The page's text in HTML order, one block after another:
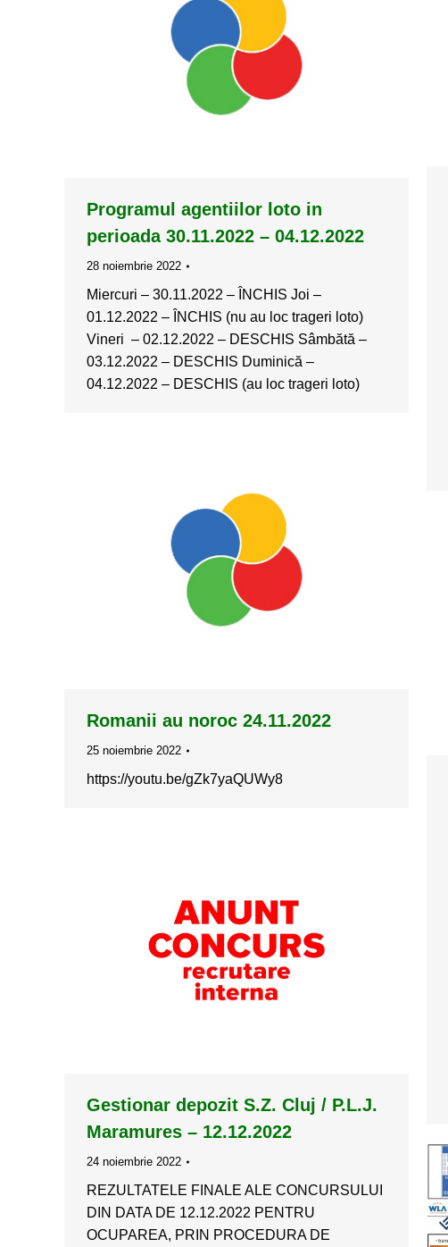
Programul agentiilor loto in
perioada 30.11.2022 – 04.12.2022
28 noiembrie 2022
Miercuri – 30.11.2022 – ÎNCHIS Joi –
01.12.2022 – ÎNCHIS (nu au loc trageri loto)
Vineri – 02.12.2022 – DESCHIS Sâmbătă –
03.12.2022 – DESCHIS Duminică –
04.12.2022 – DESCHIS (au loc trageri loto)
Romanii au noroc 24.11.2022
25 noiembrie 2022
https://youtu.be/gZk7yaQUWy8
Gestionar depozit S.Z. Cluj / P.L.J.
Maramures – 12.12.2022
24 noiembrie 2022
REZULTATELE FINALE ALE CONCURSULUI
DIN DATA DE 12.12.2022 PENTRU
OCUPAREA, PRIN PROCEDURA DE